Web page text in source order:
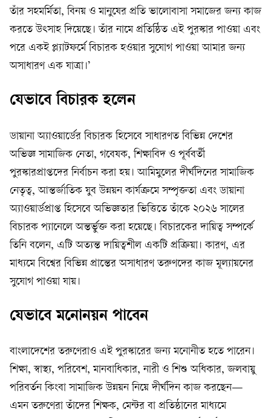
তাঁর সহমর্মিতা, বিনয় ও মানুষের প্রতি ভালোবাসা সমাজের জন্য কাজ
করতে উৎসাহ দিয়েছে। তাঁর নামে প্রতিষ্ঠিত এই পুরস্কার পাওয়া এবং
পরে একই প্ল্যাটফর্মে বিচারক হওয়ার সুযোগ পাওয়া আমার জন্য
অসাধারণ এক যাত্রা।’
যেভাবে বিচারক হলেন
ডায়ানা অ্যাওয়ার্ডের বিচারক হিসেবে সাধারণত বিভিন্ন দেশের
অভিজ্ঞ সামাজিক নেতা, গবেষক, শিক্ষাবিদ ও পূর্ববর্তী
পুরস্কারপ্রাপ্তদের নির্বাচন করা হয়। আমিমুলের দীর্ঘদিনের সামাজিক
নেতৃত্ব, আন্তর্জাতিক যুব উন্নয়ন কার্যক্রমে সম্পৃক্ততা এবং ডায়ানা
অ্যাওয়ার্ডপ্রাপ্ত হিসেবে অভিজ্ঞতার ভিত্তিতে তাঁকে ২০২৬ সালের
বিচারক প্যানেলে অন্তর্ভুক্ত করা হয়েছে। বিচারকের দায়িত্ব সম্পর্কে
তিনি বলেন, এটি অত্যন্ত দায়িত্বশীল একটি প্রক্রিয়া। কারণ, এর
মাধ্যমে বিশ্বের বিভিন্ন প্রান্তের অসাধারণ তরুণদের কাজ মূল্যায়নের
সুযোগ পাওয়া যায়।
যেভাবে মনোনয়ন পাবেন
বাংলাদেশের তরুণেরাও এই পুরস্কারের জন্য মনোনীত হতে পারেন।
শিক্ষা, স্বাস্থ্য, পরিবেশ, মানবাধিকার, নারী ও শিশু অধিকার, জলবায়ু
পরিবর্তন কিংবা সামাজিক উন্নয়ন নিয়ে দীর্ঘদিন কাজ করছেন—
এমন তরুণেরা তাঁদের শিক্ষক, মেন্টর বা প্রতিষ্ঠানের মাধ্যমে